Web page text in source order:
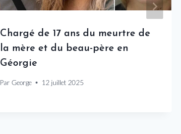
Chargé de 17 ans du meurtre de
la mère et du beau-père en
Géorgie
Par George 12 juillet 2025